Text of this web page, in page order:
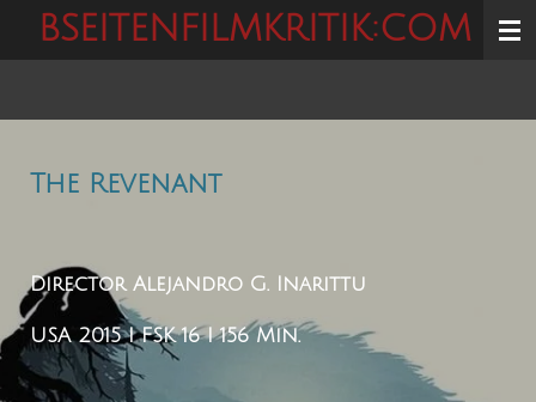
ZumBSEITENFILMKRITIK:COM
The Revenant
DirectorAlejandro G. Inarittu
USA 2015 I FSK 16 I 156 Min.